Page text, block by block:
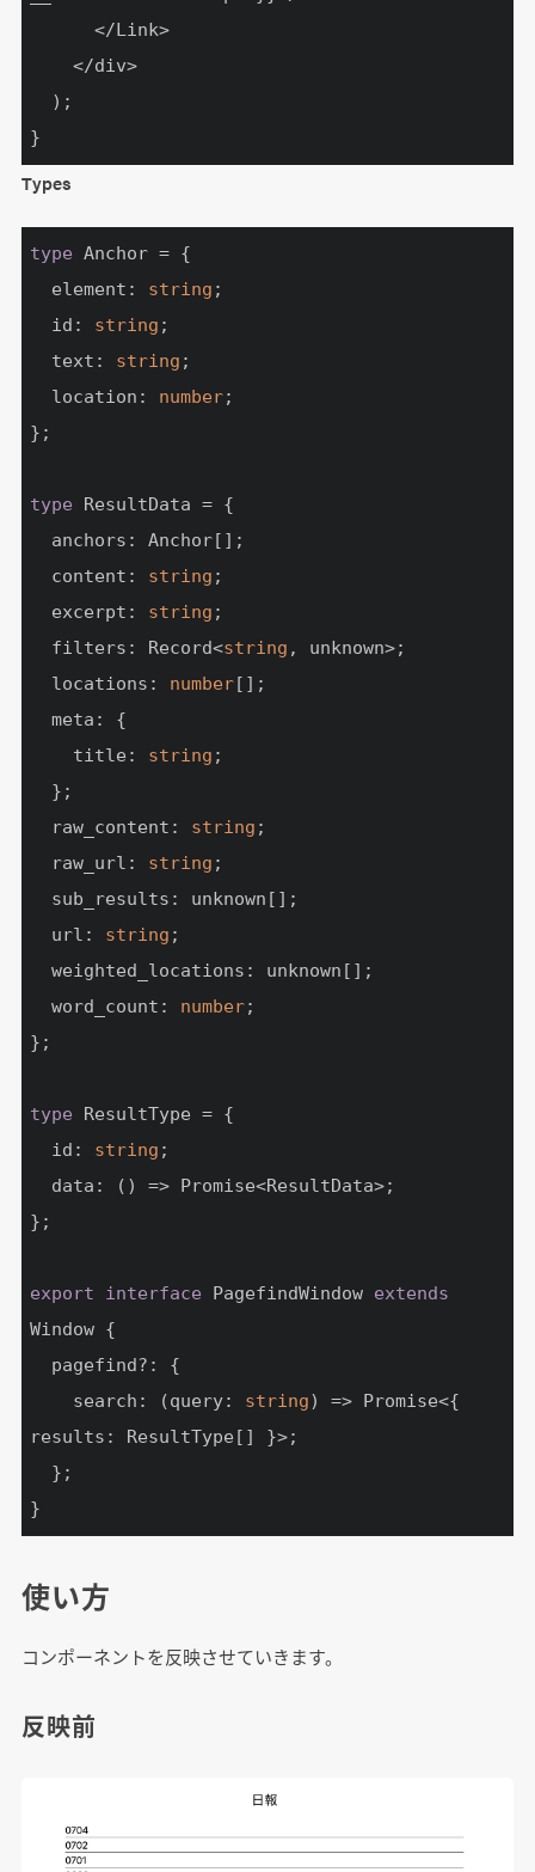
      </Link>
    </div>
}
Types
type Anchor = {
  element:
string ;
  id:
string ;
  text:
string ;
  location:
number;
};
type ResultData = {
  content:
string ;
  excerpt:
string ;
  filters: Record<
string , unknown>;
  locations:
number[];
  meta: {
    title:
string ;
  raw_content:
string ;
  raw_url:
string ;
  url:
string ;
  weighted_locations: unknown[];
  word_count:
number;
};
type ResultType = {
  id:
string ;
};
export interface PagefindWindow extends
Window {
    search: (query:
string) => Promise<{
results: ResultType[] }>;
}
使い方
コンポーネントを反映させていきます。
反映前